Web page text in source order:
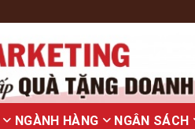
NGÀNH HÀNG NGÂN SÁCH